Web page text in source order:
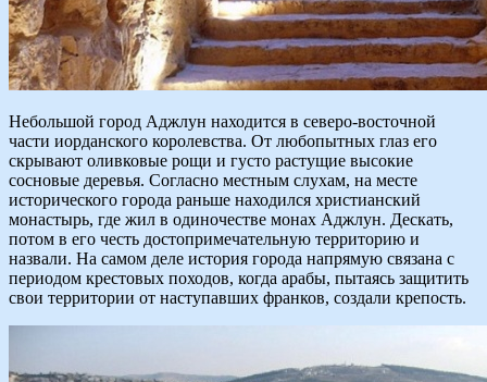
Небольшой город Аджлун находится в северо-восточной
части иорданского королевства. От любопытных глаз его
скрывают оливковые рощи и густо растущие высокие
сосновые деревья. Согласно местным слухам, на месте
исторического города раньше находился христианский
монастырь, где жил в одиночестве монах Аджлун. Дескать,
потом в его честь достопримечательную территорию и
назвали. На самом деле история города напрямую связана с
периодом крестовых походов, когда арабы, пытаясь защитить
свои территории от наступавших франков, создали крепость.